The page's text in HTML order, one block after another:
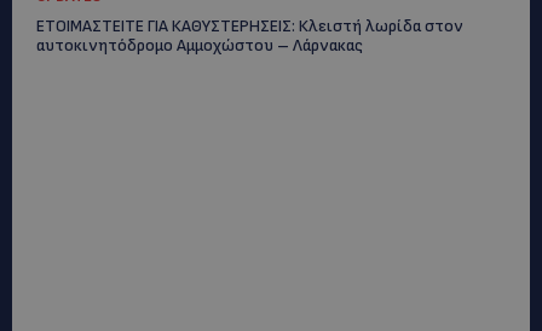
ΕΤΟΙΜΑΣΤΕΙΤΕ ΓΙΑ ΚΑΘΥΣΤΕΡΗΣΕΙΣ: Κλειστή λωρίδα στον
αυτοκινητόδρομο Αμμοχώστου – Λάρνακας